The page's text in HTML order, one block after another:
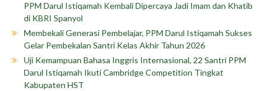
PPM Darul Istiqamah Kembali Dipercaya Jadi Imam dan Khatib
di KBRI Spanyol
Membekali Generasi Pembelajar, PPM Darul Istiqamah Sukses
Gelar Pembekalan Santri Kelas Akhir Tahun 2026
Uji Kemampuan Bahasa Inggris Internasional, 22 Santri PPM
Darul Istiqamah Ikuti Cambridge Competition Tingkat
Kabupaten HST